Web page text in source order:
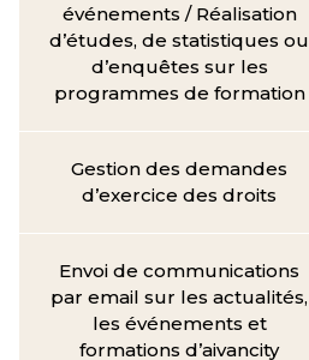
événements / Réalisation
d’études, de statistiques ou
d’enquêtes sur les
programmes de formation
Gestion des demandes
d’exercice des droits
Envoi de communications
par email sur les actualités,
les événements et
formations d’aivancity